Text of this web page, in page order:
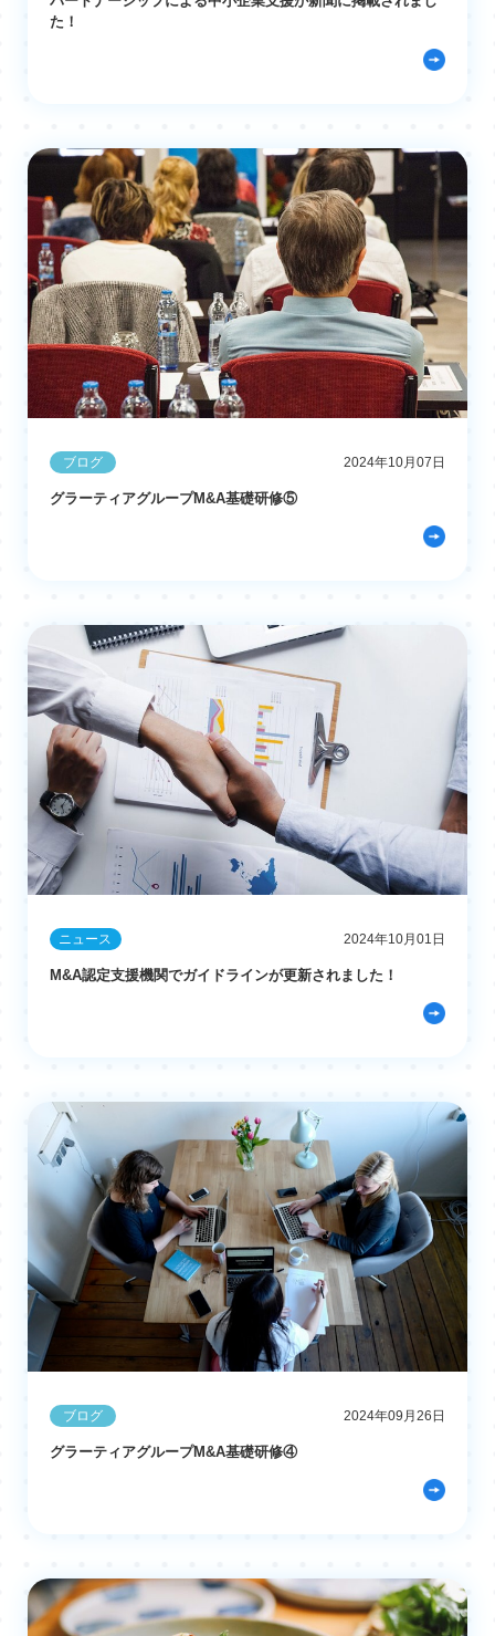
た！
ブログ 2024年10月07日
グラーティアグループM&A基礎研修⑤
ニュース 2024年10月01日
M&A認定支援機関でガイドラインが更新されました！
ブログ 2024年09月26日
グラーティアグループM&A基礎研修④